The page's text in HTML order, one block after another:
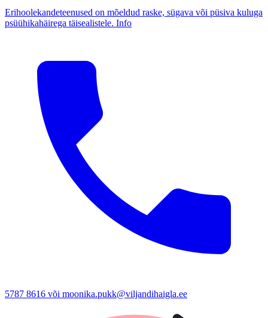
Erihoolekandeteenused on mõeldud raske, sügava või püsiva kuluga
psüühikahäirega täisealistele. Info
5787 8616 või moonika.pukk@viljandihaigla.ee